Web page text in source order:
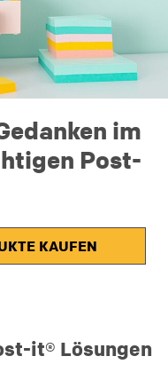
im
Post-
KAUFEN
it® Lösungen